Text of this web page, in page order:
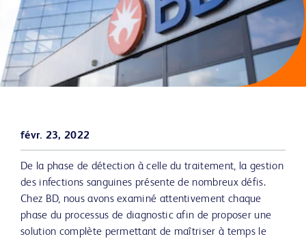
févr. 23, 2022
De la phase de détection à celle du traitement, la gestion
des infections sanguines présente de nombreux défis.
Chez BD, nous avons examiné attentivement chaque
phase du processus de diagnostic afin de proposer une
solution complète permettant de maîtriser à temps le